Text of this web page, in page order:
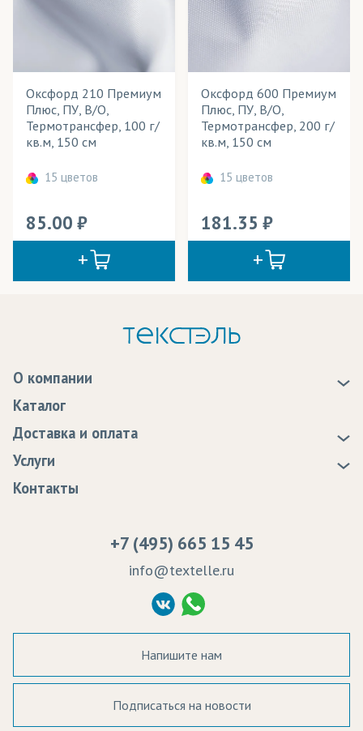
Оксфорд 210 Премиум
Плюс, ПУ, В/О,
Термотрансфер, 100 г/
кв.м, 150 см
15 цветов
85.00
Оксфорд 600 Премиум
Плюс, ПУ, В/О,
Термотрансфер, 200 г/
кв.м, 150 см
15 цветов
181.35
О компании
Статьи
Программа лояльности
Сертификаты качества
Судебные решения
Политика Конфиденциальности
Согласие на обработку ПД
Каталог
Доставка и оплата
Доставка
Оплата
Услуги
Образцы
Контакты
+7 (495) 665 15 45
info@textelle.ru
Напишите нам
Подписаться на новости